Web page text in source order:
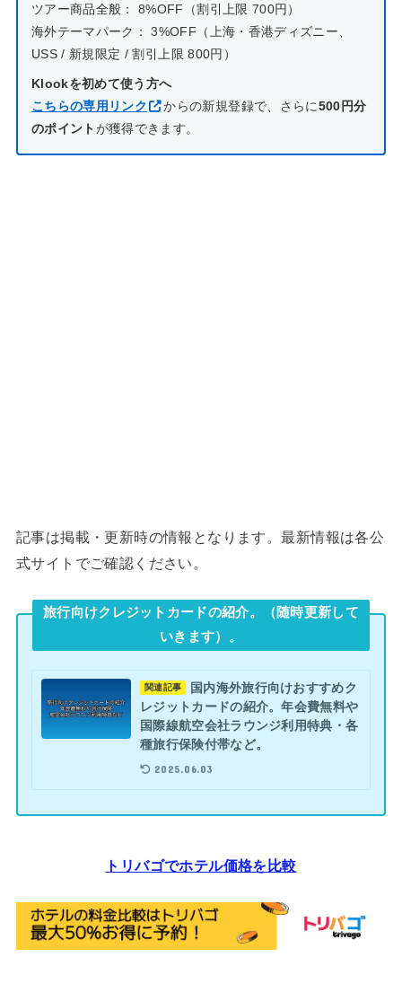
ツアー商品全般： 8%OFF（割引上限 700円）
海外テーマパーク： 3%OFF（上海・香港ディズニー、
USS / 新規限定 / 割引上限 800円）
Klookを初めて使う方へ
こちらの専用リンク
からの新規登録で、さらに500円分
のポイントが獲得できます。
記事は掲載・更新時の情報となります。最新情報は各公
式サイトでご確認ください。
旅行向けクレジットカードの紹介。（随時更新して
いきます）。
関連記事
国内海外旅行向けおすすめク
レジットカードの紹介。年会費無料や
国際線航空会社ラウンジ利用特典・各
種旅行保険付帯など。
2025.06.03
トリバゴでホテル価格を比較